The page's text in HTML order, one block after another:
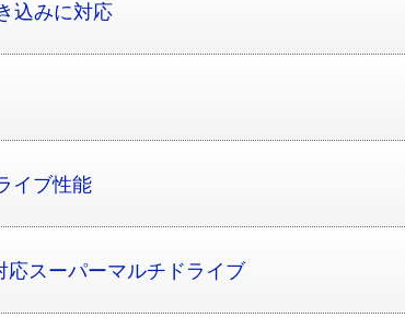
込みに対応
イブ性能
応スーパーマルチドライブ